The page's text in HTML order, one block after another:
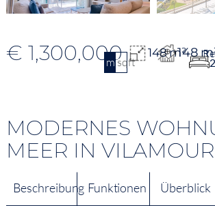
€ 1,300,000
m2sqft
148 m²148
2
MODERNES
MEER IN
Beschreibung Funktionen Überblick